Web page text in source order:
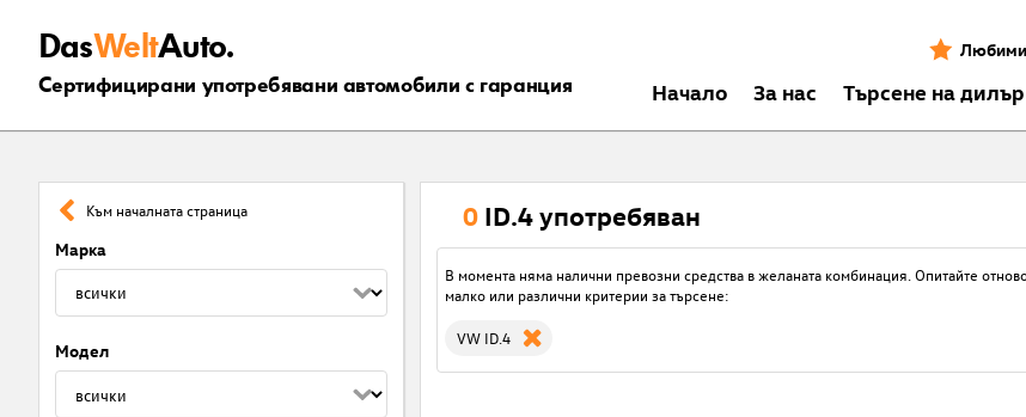
DasWeltAuto.
Сертифицирани употребявани автомобили с гаранция
Любими
Началo За нас Търсене на дилър
Към началната страница
Марка
Модел
0 ID.4 употребяван
В момента няма налични превозни средства в желаната комбинация. Опитайте
малко или различни критерии за търсене:
VW ID.4